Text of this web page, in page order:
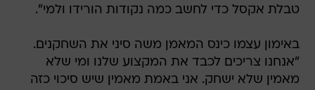
טבלת אקסל כדי לחשב כמה נקודות הורידו ולמי".
באימון עצמו כינס המאמן משה סיני את השחקנים.
"אנחנו צריכים לכבד את המקצוע שלנו ומי שלא
מאמין שלא ישחק. אני באמת מאמין שיש סיכוי כזה